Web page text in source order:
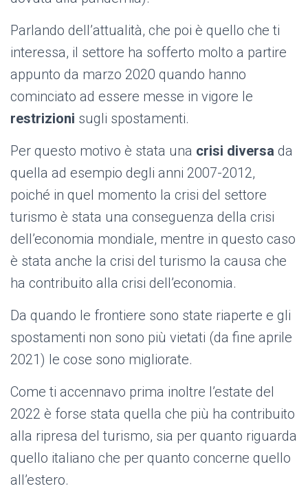
Parlando dell’attualità, che poi è quello che ti
interessa, il settore ha sofferto molto a partire
appunto da marzo 2020 quando hanno
cominciato ad essere messe in vigore le
restrizioni sugli spostamenti.
Per questo motivo è stata una crisi diversa da
quella ad esempio degli anni 2007-2012,
poiché in quel momento la crisi del settore
turismo è stata una conseguenza della crisi
dell’economia mondiale, mentre in questo caso
è stata anche la crisi del turismo la causa che
ha contribuito alla crisi dell’economia.
Da quando le frontiere sono state riaperte e gli
spostamenti non sono più vietati (da fine aprile
2021) le cose sono migliorate.
Come ti accennavo prima inoltre l’estate del
2022 è forse stata quella che più ha contribuito
alla ripresa del turismo, sia per quanto riguarda
quello italiano che per quanto concerne quello
all’estero.